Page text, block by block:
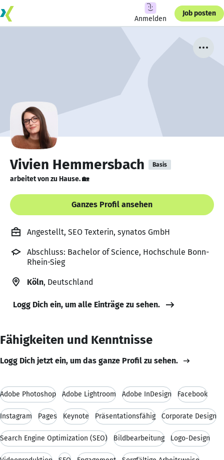
Anmelden
Job posten
Vivien Hemmersbach Basis
arbeitet von zu Hause. 🏡
Ganzes Profil ansehen
Angestellt, SEO Texterin, synatos GmbH
Abschluss: Bachelor of Science, Hochschule Bonn-
Rhein-Sieg
Köln, Deutschland
Logg Dich ein, um alle Einträge zu sehen.
Fähigkeiten und Kenntnisse
Logg Dich jetzt ein, um das ganze Profil zu sehen.
Adobe Photoshop Adobe Lightroom Adobe InDesign Facebook
Instagram Pages Keynote Präsentationsfähig Corporate Design
Search Engine Optimization (SEO) Bildbearbeitung Logo-Design